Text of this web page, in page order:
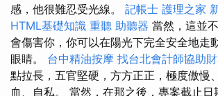
感，他很難忍受光線。 記帳士 護理之家
HTML基礎知識 重聽 助聽器 當然，這並
會傷害你，你可以在陽光下完全安全地走
眼睛。 台中精油按摩 找台北會計師協助
點拉長，五官堅硬，方方正正，極度傲慢
血、自私。 當然，在那之後，專案截止